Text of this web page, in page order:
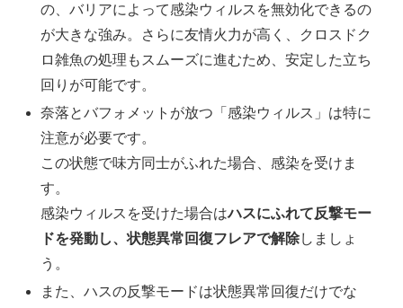
の、バリアによって感染ウィルスを無効化できるの
が大きな強み。さらに友情火力が高く、クロスドク
ロ雑魚の処理もスムーズに進むため、安定した立ち
回りが可能です。
奈落とバフォメットが放つ「感染ウィルス」は特に
注意が必要です。
この状態で味方同士がふれた場合、感染を受けま
す。
感染ウィルスを受けた場合はハスにふれて反撃モー
ドを発動し、状態異常回復フレアで解除しましょ
う。
また、ハスの反撃モードは状態異常回復だけでな